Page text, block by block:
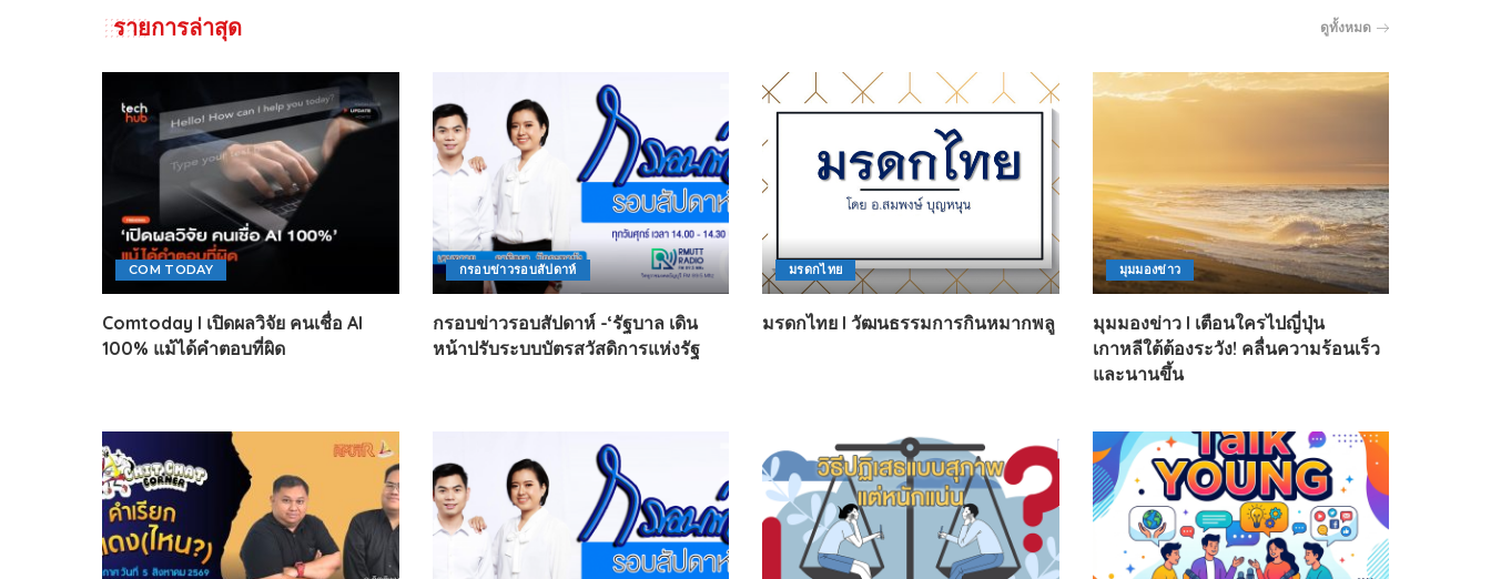
รายการล่าสุด ดูทั้งหมด
COM TODAY
Comtoday l เปิดผลวิจัย คนเชื่อ AI
100% แม้ได้คำตอบที่ผิด
กรอบข่าวรอบสัปดาห์
กรอบข่าวรอบสัปดาห์ -‘รัฐบาล เดิน
หน้าปรับระบบบัตรสวัสดิการแห่งรัฐ
มรดกไทย
มรดกไทย l วัฒนธรรมการกินหมากพลู
มุมมองข่าว
มุมมองข่าว l เตือนใครไปญี่ปุ่น
เกาหลีใต้ต้องระวัง! คลื่นความร้อนเร็ว
และนานขึ้น